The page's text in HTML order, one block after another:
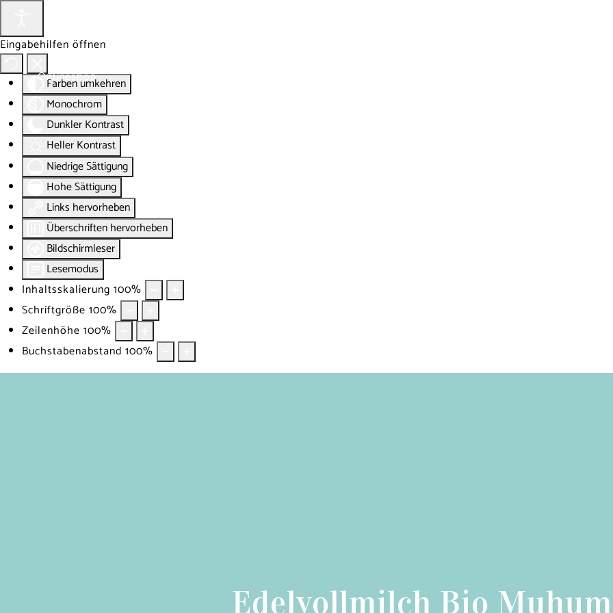
Eingabehilfen öffnen
Farben umkehren
Monochrom
Dunkler Kontrast
Heller Kontrast
Niedrige Sättigung
Hohe Sättigung
Links hervorheben
Überschriften hervorheben
Bildschirmleser
Lesemodus
Inhaltsskalierung 100%
Schriftgröße 100%
Zeilenhöhe 100%
Buchstabenabstand 100%
Onlineshop
Edelvollmilch Bio Muhum